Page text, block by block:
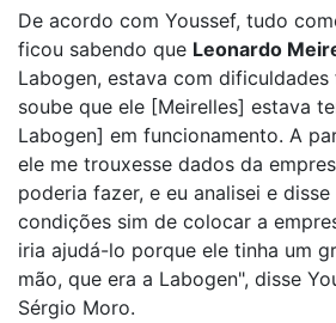
De acordo com Youssef, tudo
ficou sabendo que Leonardo
Labogen, estava com dificuldades
soube que ele [Meirelles] estava
Labogen] em funcionamento. A
ele me trouxesse dados da
poderia fazer, e eu analisei e
condições sim de colocar a
iria ajudá-lo porque ele tinha um
mão, que era a Labogen", disse
Sérgio Moro.